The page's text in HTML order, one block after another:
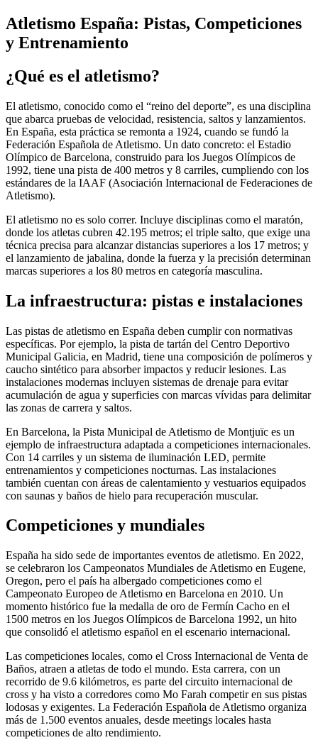
Atletismo España: Pistas, Competiciones
y Entrenamiento
¿Qué es el atletismo?
El atletismo, conocido como el “reino del deporte”, es una disciplina
que abarca pruebas de velocidad, resistencia, saltos y lanzamientos.
En España, esta práctica se remonta a 1924, cuando se fundó la
Federación Española de Atletismo. Un dato concreto: el Estadio
Olímpico de Barcelona, construido para los Juegos Olímpicos de
1992, tiene una pista de 400 metros y 8 carriles, cumpliendo con los
estándares de la IAAF (Asociación Internacional de Federaciones de
Atletismo).
El atletismo no es solo correr. Incluye disciplinas como el maratón,
donde los atletas cubren 42.195 metros; el triple salto, que exige una
técnica precisa para alcanzar distancias superiores a los 17 metros; y
el lanzamiento de jabalina, donde la fuerza y la precisión determinan
marcas superiores a los 80 metros en categoría masculina.
La infraestructura: pistas e instalaciones
Las pistas de atletismo en España deben cumplir con normativas
específicas. Por ejemplo, la pista de tartán del Centro Deportivo
Municipal Galicia, en Madrid, tiene una composición de polímeros y
caucho sintético para absorber impactos y reducir lesiones. Las
instalaciones modernas incluyen sistemas de drenaje para evitar
acumulación de agua y superficies con marcas vívidas para delimitar
las zonas de carrera y saltos.
En Barcelona, la Pista Municipal de Atletismo de Montjuïc es un
ejemplo de infraestructura adaptada a competiciones internacionales.
Con 14 carriles y un sistema de iluminación LED, permite
entrenamientos y competiciones nocturnas. Las instalaciones
también cuentan con áreas de calentamiento y vestuarios equipados
con saunas y baños de hielo para recuperación muscular.
Competiciones y mundiales
España ha sido sede de importantes eventos de atletismo. En 2022,
se celebraron los Campeonatos Mundiales de Atletismo en Eugene,
Oregon, pero el país ha albergado competiciones como el
Campeonato Europeo de Atletismo en Barcelona en 2010. Un
momento histórico fue la medalla de oro de Fermín Cacho en el
1500 metros en los Juegos Olímpicos de Barcelona 1992, un hito
que consolidó el atletismo español en el escenario internacional.
Las competiciones locales, como el Cross Internacional de Venta de
Baños, atraen a atletas de todo el mundo. Esta carrera, con un
recorrido de 9.6 kilómetros, es parte del circuito internacional de
cross y ha visto a corredores como Mo Farah competir en sus pistas
lodosas y exigentes. La Federación Española de Atletismo organiza
más de 1.500 eventos anuales, desde meetings locales hasta
competiciones de alto rendimiento.